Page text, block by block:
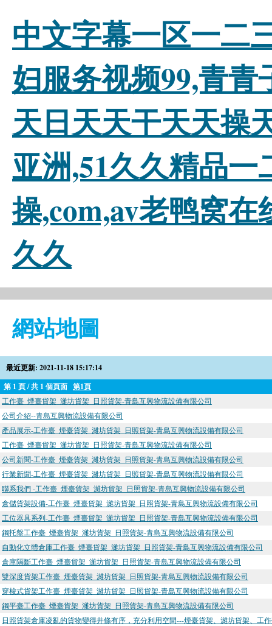
中文字幕一区一二
妇服务视频99,青
天日天天干天天操
亚洲,51久久精品一
操,com,av老鸭窝
久久
網站地圖
最近更新: 2021-11-18 15:17:14
第 1 頁 / 共 1 個頁面 第1頁
工作臺_煙臺貨架_濰坊貨架_日照貨架-青島互興物流設備有限公司
公司介紹--青島互興物流設備有限公司
產品展示-工作臺_煙臺貨架_濰坊貨架_日照貨架-青島互興物流設備有限公司
工作臺_煙臺貨架_濰坊貨架_日照貨架-青島互興物流設備有限公司
公司新聞-工作臺_煙臺貨架_濰坊貨架_日照貨架-青島互興物流設備有限公司
行業新聞-工作臺_煙臺貨架_濰坊貨架_日照貨架-青島互興物流設備有限公司
聯系我們 -工作臺_煙臺貨架_濰坊貨架_日照貨架-青島互興物流設備有限公司
倉儲貨架設備-工作臺_煙臺貨架_濰坊貨架_日照貨架-青島互興物流設備有限公司
工位器具系列-工作臺_煙臺貨架_濰坊貨架_日照貨架-青島互興物流設備有限公司
鋼托盤工作臺_煙臺貨架_濰坊貨架_日照貨架-青島互興物流設備有限公司
自動化立體倉庫工作臺_煙臺貨架_濰坊貨架_日照貨架-青島互興物流設備有限公司
倉庫隔斷工作臺_煙臺貨架_濰坊貨架_日照貨架-青島互興物流設備有限公司
雙深度貨架工作臺_煙臺貨架_濰坊貨架_日照貨架-青島互興物流設備有限公司
穿梭式貨架工作臺_煙臺貨架_濰坊貨架_日照貨架-青島互興物流設備有限公司
鋼平臺工作臺_煙臺貨架_濰坊貨架_日照貨架-青島互興物流設備有限公司
日照貨架倉庫凌亂的貨物變得井條有序，充分利用空間---煙臺貨架、濰坊貨架、工